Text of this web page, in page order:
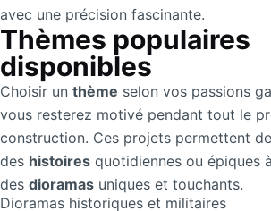
avec une précision fascinante.
Thèmes populaires
disponibles
Choisir un thème selon vos passions
vous resterez motivé pendant tout le
construction. Ces projets permettent
des histoires quotidiennes ou épiques
des dioramas uniques et touchants.
Dioramas historiques et militaires